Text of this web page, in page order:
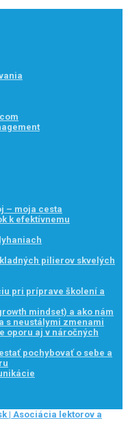
– moja cesta
k efektívnemu
pilierov skvelých
pri príprave školení a
mindset) a ako nám
s neustálymi zmenami
oporu aj v náročných
pochybovať o sebe a